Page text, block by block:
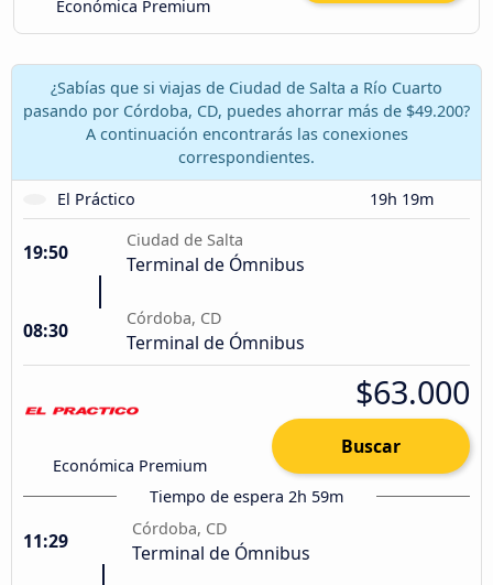
Económica Premium
¿Sabías que si viajas de Ciudad de Salta a Río Cuarto
pasando por Córdoba, CD, puedes ahorrar más de $49.200?
A continuación encontrarás las conexiones
correspondientes.
El Práctico
19h 19m
19:50
Ciudad de Salta
Terminal de Ómnibus
08:30
Córdoba, CD
Terminal de Ómnibus
Económica Premium
$63.000
Buscar
Tiempo de espera 2h 59m
11:29
Córdoba, CD
Terminal de Ómnibus